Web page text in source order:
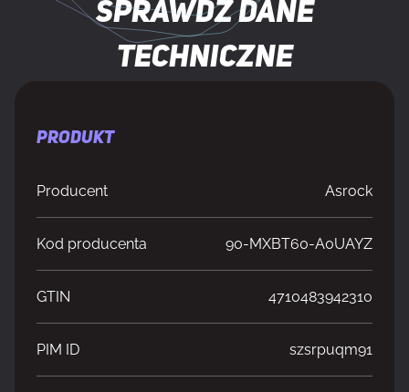
Sprawdź dane
techniczne
PRODUKT
Producent Asrock
Kod producenta 90-MXBT60-A0UAYZ
GTIN 4710483942310
PIM ID szsrpuqm91